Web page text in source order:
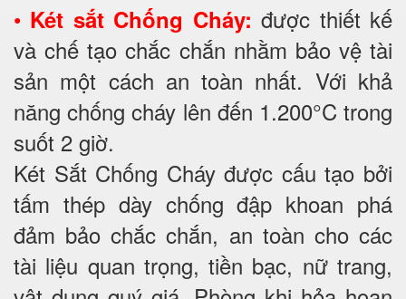
• Két sắt Chống Cháy: được thiết kế
và chế tạo chắc chắn nhằm bảo vệ tài
sản một cách an toàn nhất. Với khả
năng chống cháy lên đến 1.200°C trong
suốt 2 giờ.
Két Sắt Chống Cháy được cấu tạo bởi
tấm thép dày chống đập khoan phá
đảm bảo chắc chắn, an toàn cho các
tài liệu quan trọng, tiền bạc, nữ trang,